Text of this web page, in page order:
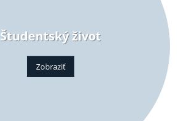
Študentský život
Zobraziť